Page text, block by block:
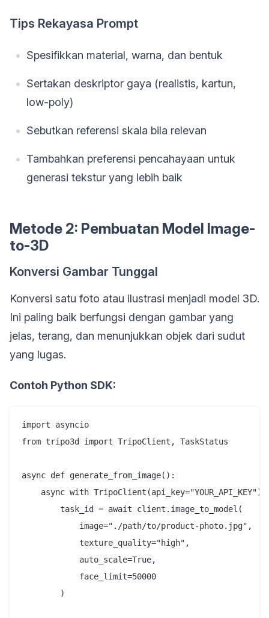
Tips Rekayasa Prompt
Spesifikkan material, warna, dan bentuk
Sertakan deskriptor gaya (realistis, kartun,
low-poly)
Sebutkan referensi skala bila relevan
Tambahkan preferensi pencahayaan untuk
generasi tekstur yang lebih baik
Metode 2: Pembuatan Model Image-
to-3D
Konversi Gambar Tunggal
Konversi satu foto atau ilustrasi menjadi model 3D.
Ini paling baik berfungsi dengan gambar yang
jelas, terang, dan menunjukkan objek dari sudut
yang lugas.
Contoh Python SDK:
import asyncio
from tripo3d import TripoClient, TaskStatus
async def generate_from_image():
async with TripoClient(api_key="YOUR_API_KEY")
        task_id = await client.image_to_model(
            image="./path/to/product-photo.jpg",
            texture_quality="high",
            auto_scale=True,
            face_limit=50000
        )